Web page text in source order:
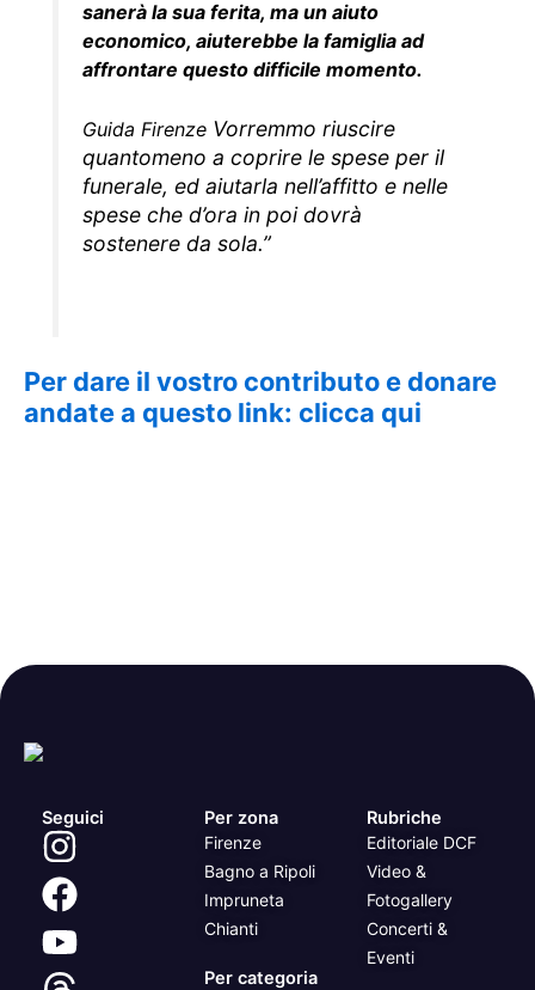
sanerà la sua ferita, ma un aiuto
economico, aiuterebbe la famiglia ad
affrontare questo difficile momento.
Guida Firenze Vorremmo riuscire
quantomeno a coprire le spese per il
funerale, ed aiutarla nell’affitto e nelle
spese che d’ora in poi dovrà
sostenere da sola.”
Per dare il vostro contributo e donare
andate a questo link: clicca qui
Seguici Per zona
Firenze
Bagno a Ripoli
Impruneta
Chianti
Per categoria
Rubriche
Editoriale DCF
Video &
Fotogallery
Concerti &
Eventi